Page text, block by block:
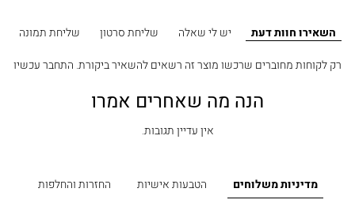
השאירו חוות דעת יש לי שאלה שליחת סרטון
שליחת תמונה
רק לקוחות מחוברים שרכשו מוצר זה רשאים להשאיר ביקורת. התחבר עכשיו
הנה מה שאחרים אמרו
אין עדיין תגובות.
מדיניות משלוחים הטבעות אישיות החזרות והחלפות